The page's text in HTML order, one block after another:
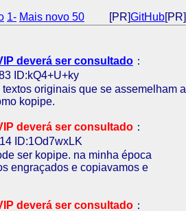
1- Mais novo 50 [PR]GitHub[PR]
deverá ser consultado ：
ID:kQ4+U+ky
originais que se assemelham a
kopipe.
deverá ser consultado ：
ID:1Od7wxLK
ser kopipe. na minha época
engraçados e copiavamos e
deverá ser consultado ：